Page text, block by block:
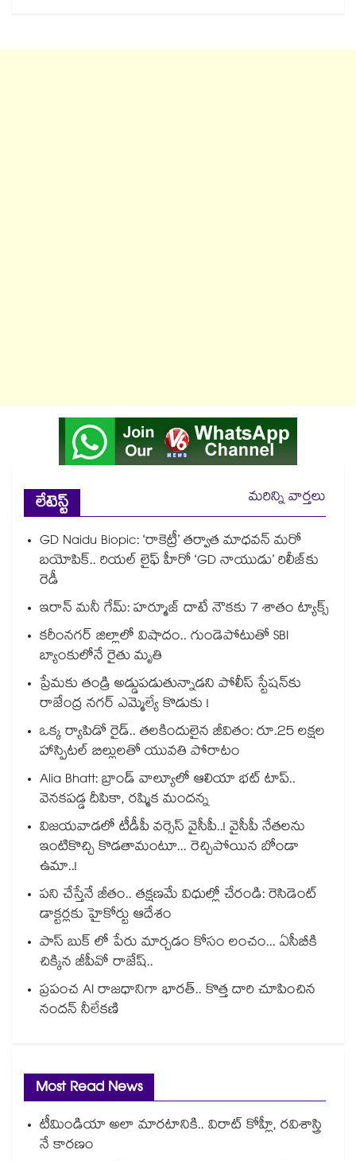
లేటెస్ట్
మరిన్ని వార్తలు
GD Naidu Biopic: ‘రాకెట్రీ’ తర్వాత మాధవన్ మరో
బయోపిక్.. రియల్ లైఫ్ హీరో ‘GD నాయుడు’ రిలీజ్⁬కు
రెడీ
ఇరాన్ మనీ గేమ్: హర్మూజ్ దాటే నౌకకు 7 శాతం ట్యాక్స్
కరీంనగర్ జిల్లాలో విషాదం.. గుండెపోటుతో SBI
బ్యాంకులోనే రైతు మృతి
ప్రేమకు తండ్రి అడ్డుపడుతున్నాడని పోలీస్ స్టేషన్⁪కు
రాజేంద్ర నగర్ ఎమ్మెల్యే కొడుకు !
ఒక్క ర్యాపిడో రైడ్.. తలకిందులైన జీవితం: రూ.25 లక్షల
హాస్పిటల్ బిల్లులతో యువతి పోరాటం
Alia Bhatt: బ్రాండ్ వాల్యూలో ఆలియా భట్ టాప్..
వెనకపడ్డ దీపికా, రష్మిక మందన్న
విజయవాడలో టీడీపీ వర్సెస్ వైసీపీ..! వైసీపీ నేతలను
ఇంటికొచ్చి కొడతామంటూ... రెచ్చిపోయిన బోండా
ఉమా..!
పని చేస్తేనే జీతం.. తక్షణమే విధుల్లో చేరండి: రెసిడెంట్
డాక్టర్లకు హైకోర్టు ఆదేశం
పాస్ బుక్ లో పేరు మార్చడం కోసం లంచం... ఏసీబీకి
చిక్కిన జీపీవో రాజేష్..
ప్రపంచ AI రాజధానిగా భారత్.. కొత్త దారి చూపించిన
నందన్ నీలేకణి
Most Read News
టీమిండియా అలా మారటానికి.. విరాట్ కోహ్లీ, రవిశాస్త్రి
నే కారణం